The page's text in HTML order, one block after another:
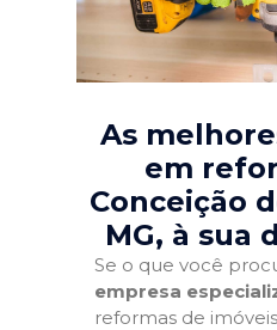
As
em
Conceição
MG, à sua
Se o que você
empresa
reformas de